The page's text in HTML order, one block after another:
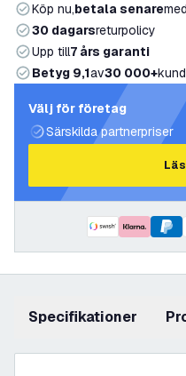
Köp nu,betala senaremed
30 dagarsreturpolicy
Upp till7 års garanti
Betyg 9,1av30 000+
Välj för företag
Särskilda partnerpriser
Specifikationer